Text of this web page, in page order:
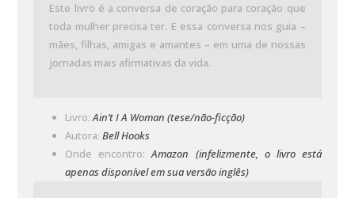
Este livro é a conversa de coração para coração que
toda mulher precisa ter. E essa conversa nos guia –
mães, filhas, amigas e amantes – em uma de nossas
jornadas mais afirmativas da vida.
Livro:Ain’t I A Woman (tese/não-ficção)
Autora:Bell Hooks
Onde encontro:Amazon (infelizmente, o livro está
apenas disponível em sua versão inglês)